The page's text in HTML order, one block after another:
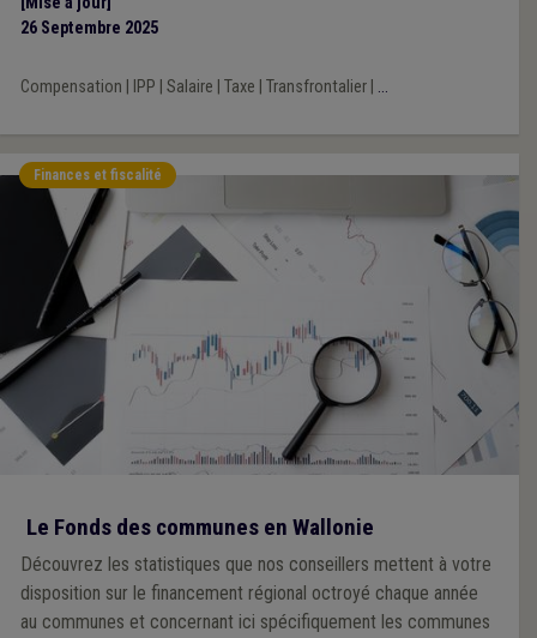
26 Septembre 2025
Compensation IPP Salaire Taxe Transfrontalier| ...
Finances et fiscalité
Le Fonds des communes en Wallonie
Découvrez les statistiques que nos conseillers mettent à votre
disposition sur le financement régional octroyé chaque année
au communes et concernant ici spécifiquement les communes